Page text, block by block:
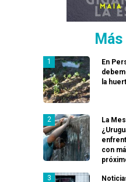
En
la
La
con